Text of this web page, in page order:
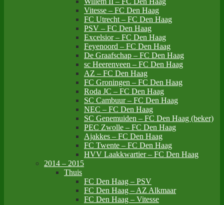
Vitesse – FC Den Haag
FC Utrecht – FC Den Haag
PSV – FC Den Haag
Excelsior – FC Den Haag
Feyenoord – FC Den Haag
De Graafschap – FC Den Haag
sc Heerenveen – FC Den Haag
AZ – FC Den Haag
FC Groningen – FC Den Haag
Roda JC – FC Den Haag
SC Cambuur – FC Den Haag
NEC – FC Den Haag
SC Genemuiden – FC Den Haag (beker)
PEC Zwolle – FC Den Haag
Ajakkes – FC Den Haag
FC Twente – FC Den Haag
HVV Laakkwartier – FC Den Haag
2014 – 2015
Thuis
FC Den Haag – PSV
FC Den Haag – AZ Alkmaar
FC Den Haag – Vitesse